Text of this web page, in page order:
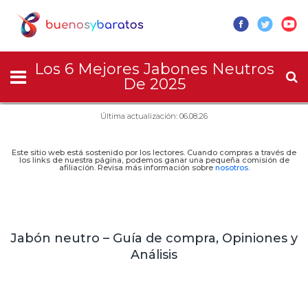
Los 6 Mejores Jabones Neutros
De 2025
Última actualización: 06.08.26
Este sitio web está sostenido por los lectores. Cuando compras a través de
los links de nuestra página, podemos ganar una pequeña comisión de
afiliación. Revisa más información sobre nosotros.
Jabón neutro – Guía de compra, Opiniones y
Análisis